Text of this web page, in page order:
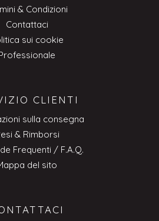
& Condizioni
Contattaci
sui cookie
CLIENTI
sulla consegna
& Rimborsi
Frequenti / F.A.Q.
del sito